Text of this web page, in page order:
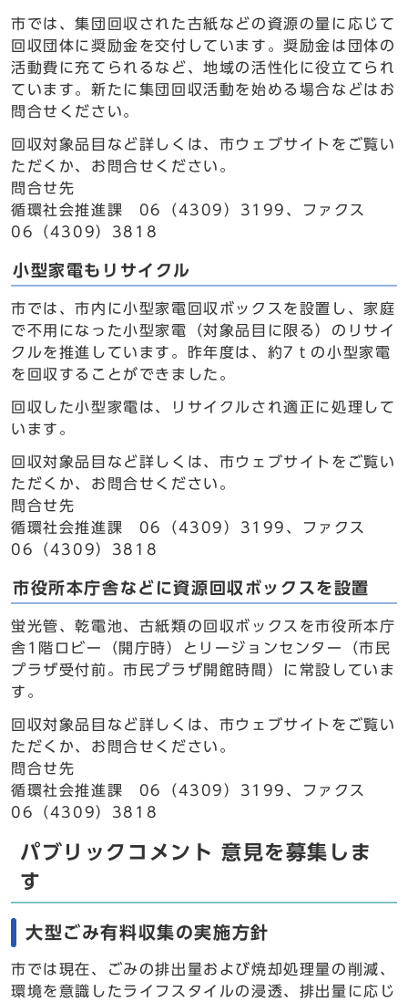
市では、集団回収された古紙などの資源の量に応じて
回収団体に奨励金を交付しています。奨励金は団体の
活動費に充てられるなど、地域の活性化に役立てられ
ています。新たに集団回収活動を始める場合などはお
問合せください。
回収対象品目など詳しくは、市ウェブサイトをご覧い
ただくか、お問合せください。
問合せ先
循環社会推進課 06（4309）3199、ファクス
06（4309）3818
小型家電もリサイクル
市では、市内に小型家電回収ボックスを設置し、家庭
で不用になった小型家電（対象品目に限る）のリサイ
クルを推進しています。昨年度は、約7ｔの小型家電
を回収することができました。
回収した小型家電は、リサイクルされ適正に処理して
います。
回収対象品目など詳しくは、市ウェブサイトをご覧い
ただくか、お問合せください。
問合せ先
循環社会推進課 06（4309）3199、ファクス
06（4309）3818
市役所本庁舎などに資源回収ボックスを設置
蛍光管、乾電池、古紙類の回収ボックスを市役所本庁
舎1階ロビー（開庁時）とリージョンセンター（市民
プラザ受付前。市民プラザ開館時間）に常設していま
す。
回収対象品目など詳しくは、市ウェブサイトをご覧い
ただくか、お問合せください。
問合せ先
循環社会推進課 06（4309）3199、ファクス
06（4309）3818
パブリックコメント 意見を募集しま
す
大型ごみ有料収集の実施方針
市では現在、ごみの排出量および焼却処理量の削減、
環境を意識したライフスタイルの浸透、排出量に応じ